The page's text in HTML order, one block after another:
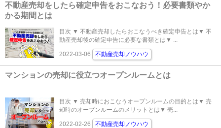
不動産売却をしたら確定申告をおこなおう！必要書類やか
かる期間とは
目次 ▼ 不動産売却したらおこなうべき確定申告とは▼ 不
動産売却後の確定申告に必要な書類とは▼ ...
2022-03-06 不動産売却ノウハウ
マンションの売却に役立つオープンルームとは
目次 ▼ 売却時におこなうオープンルームの目的とは▼ 売
却時のオープンルームのメリットとは▼ 売...
2022-02-26 不動産売却ノウハウ